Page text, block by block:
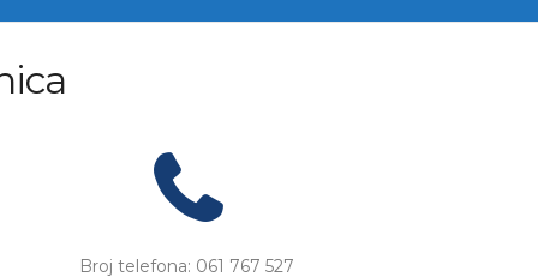
Broj telefona: 061 767 527